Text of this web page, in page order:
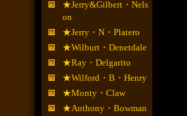
★Jerry&Gilbert・Nels
on
★Jerry・N・Platero
★Wilburt・Denetdale
★Ray・Delgarito
★Wilford・B・Henry
★Monty・Claw
★Anthony・Bowman